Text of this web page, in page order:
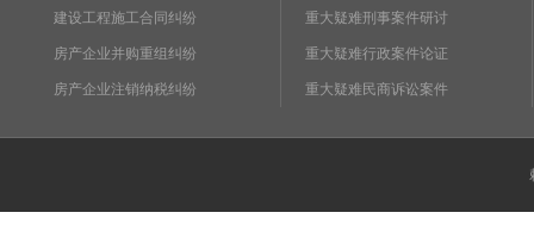
建设工程施工合同纠纷
房产企业并购重组纠纷
房产企业注销纳税纠纷
重大疑难刑事案件研讨
重大疑难行政案件论证
重大疑难民商诉讼案件